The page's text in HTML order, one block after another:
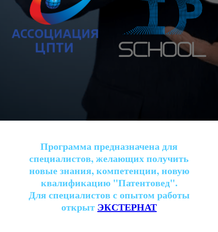
Программа предназначена для
специалистов, желающих получить
новые знания, компетенции, новую
квалификацию "Патентовед".
Для специалистов с опытом работы
открыт ЭКСТЕРНАТ